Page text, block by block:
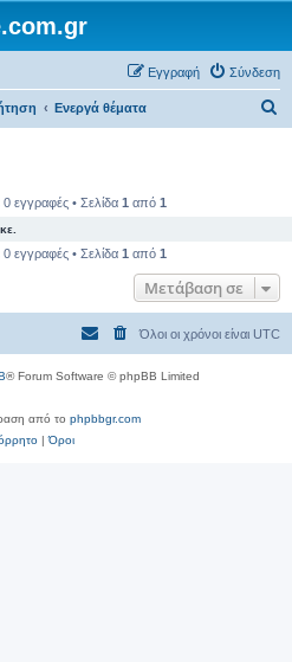
Σύνδεση
Εγγραφή
Ενεργά θέματα
η
η
εγγραφές • Σελίδα 1 από 1
εγγραφές • Σελίδα 1 από 1
Μετάβαση σε
Όλοι οι χρόνοι είναι UTC
® Forum Software © phpBB Limited
από το phpbbgr.com
|Όροι